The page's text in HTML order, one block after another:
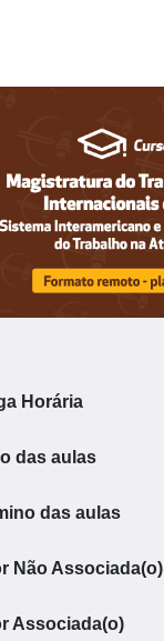
Horária
das aulas
das aulas
Não Associada(o)
Associada(o)